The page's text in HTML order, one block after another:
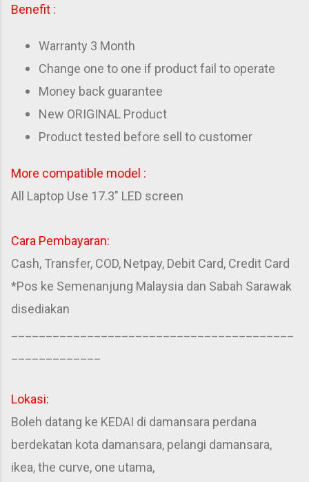
Benefit :
Warranty 3 Month
Change one to one if product fail to operate
Money back guarantee
New ORIGINAL Product
Product tested before sell to customer
More compatible model :
All Laptop Use 17.3" LED screen
Cara Pembayaran:
Cash, Transfer, COD, Netpay, Debit Card, Credit Card
*Pos ke Semenanjung Malaysia dan Sabah Sarawak
disediakan
Lokasi:
Boleh datang ke KEDAI di damansara perdana
berdekatan kota damansara, pelangi damansara,
ikea, the curve, one utama,